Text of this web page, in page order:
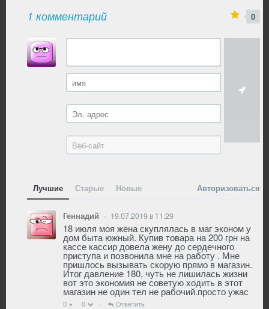
1 комментарий 0
Лучшие Старые Новые Авторизоваться
Геннадий • 19.07.2019 в 11:29
18 июля моя жена скуплялась в маг эконом у
дом быта южный. Купив товара на 200 грн на
кассе кассир довела жену до сердечного
приступа и позвонила мне на работу . Мне
пришлось вызывать скорую прямо в магазин.
Итог давление 180, чуть не лишилась жизни
вот это экономия не советую ходить в этот
магазин не один тел не рабочий.просто ужас
0 0 • Ответить